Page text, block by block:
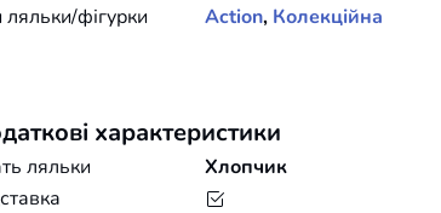
ляльки/фігурки
Action, Колекційна
характеристики
ляльки
Хлопчик